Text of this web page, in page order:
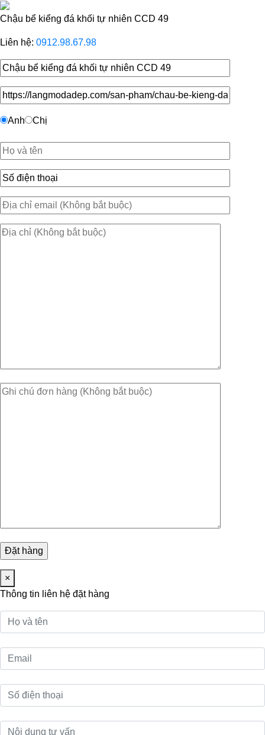
Chậu bể kiểng đá khối tự nhiên CCD 49
Liên hệ: 0912.98.67.98
Anh Chị
×
Thông tin liên hệ đặt hàng